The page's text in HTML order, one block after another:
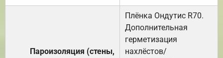
Пароизоляция (стены,
Плёнка Ондутис R70.
Дополнительная
герметизация
нахлёстов/